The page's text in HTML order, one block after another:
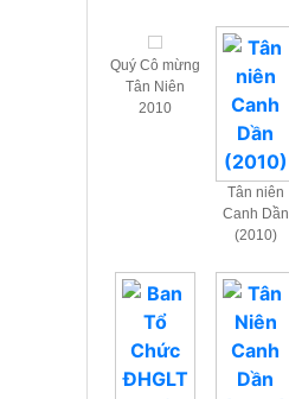
Quý Cô mừng
Tân Niên
2010
Tân niên
Canh Dần
(2010)